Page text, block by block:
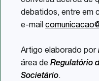
debatidos, entre em
e-mail
Artigo elaborado por
área de Regulatório
Societário.